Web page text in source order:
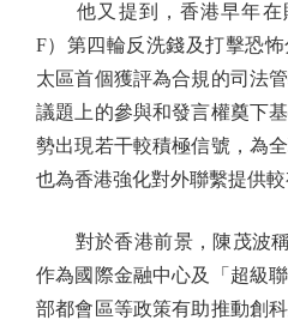
他又提到，香港早年在
F）第四輪反洗錢及打擊恐
太區首個獲評為合規的司法
議題上的參與和發言權奠下
勢出現若干較積極信號，為
也為香港強化對外聯繫提供較
對於香港前景，陳茂波稱
作為國際金融中心及「超級
部都會區等政策有助推動創